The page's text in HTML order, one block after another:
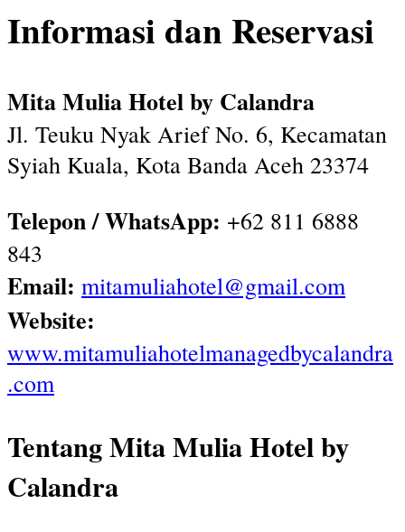
Informasi dan Reservasi
Mita Mulia Hotel by Calandra
Jl. Teuku Nyak Arief No. 6, Kecamatan
Syiah Kuala, Kota Banda Aceh 23374
Telepon / WhatsApp: +62 811 6888
843
Email: mitamuliahotel@gmail.com
Website:
www.mitamuliahotelmanagedbycalandra
.com
Tentang Mita Mulia Hotel by
Calandra